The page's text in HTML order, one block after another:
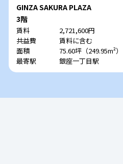
GINZA SAKURA PLAZA
3階
賃料
2,721,600円
共益費
賃料に含む
面積
75.60坪（249.95m²）
最寄駅
銀座一丁目駅